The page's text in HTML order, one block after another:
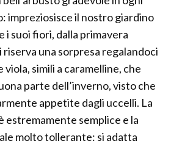
impreziosisce il nostro giardino
i suoi fiori, dalla primavera
riserva una sorpresa regalandoci
viola, simili a caramelline, che
parte dell’inverno, visto che
appetite dagli uccelli. La
estremamente semplice e la
molto tollerante: si adatta